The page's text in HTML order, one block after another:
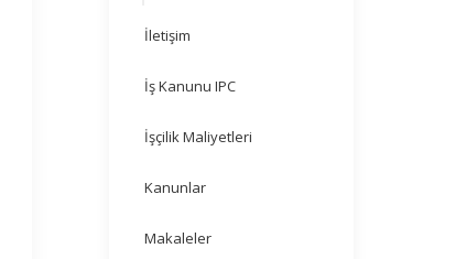
İletişim
İş Kanunu IPC
İşçilik Maliyetleri
Kanunlar
Makaleler